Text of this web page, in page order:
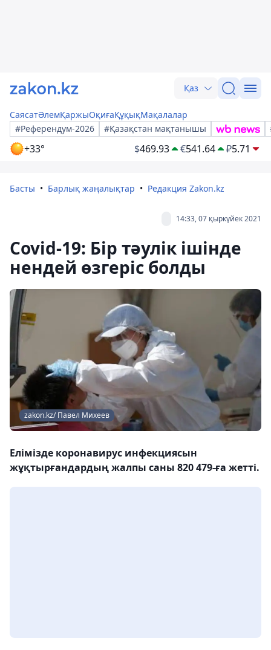
Қаз
СаясатӘлемҚаржыОқиғаҚұқықМақалалар
#Референдум-2026
#Қазақстан мақтанышы
+33° $469.93 €541.64 ₽5.71
Басты Барлық жаңалықтар Редакция Zakon.kz
14:33, 07 қыркүйек 2021
Covid-19: Бір тәулік ішінде
нендей өзгеріс болды
zakon.kz/ Павел Михеев
Елімізде коронавирус инфекциясын
жұқтырғандардың жалпы саны 820 479-ға жетті.